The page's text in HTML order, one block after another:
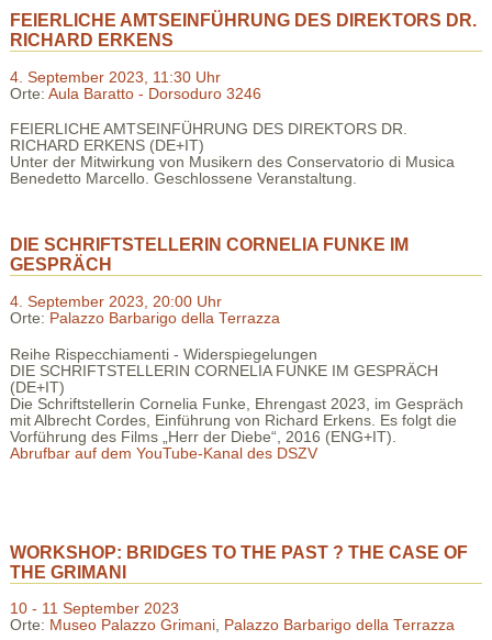
FEIERLICHE AMTSEINFÜHRUNG DES DIREKTORS DR.
RICHARD ERKENS
4. September 2023, 11:30 Uhr
Orte: Aula Baratto - Dorsoduro 3246
FEIERLICHE AMTSEINFÜHRUNG DES DIREKTORS DR.
RICHARD ERKENS (DE+IT)
Unter der Mitwirkung von Musikern des Conservatorio di Musica
Benedetto Marcello. Geschlossene Veranstaltung.
DIE SCHRIFTSTELLERIN CORNELIA FUNKE IM
GESPRÄCH
4. September 2023, 20:00 Uhr
Orte: Palazzo Barbarigo della Terrazza
Reihe Rispecchiamenti - Widerspiegelungen
DIE SCHRIFTSTELLERIN CORNELIA FUNKE IM GESPRÄCH
(DE+IT)
Die Schriftstellerin Cornelia Funke, Ehrengast 2023, im Gespräch
mit Albrecht Cordes, Einführung von Richard Erkens. Es folgt die
Vorführung des Films „Herr der Diebe“, 2016 (ENG+IT).
Abrufbar auf dem YouTube-Kanal des DSZV
WORKSHOP: BRIDGES TO THE PAST ? THE CASE OF
THE GRIMANI
10 - 11 September 2023
Orte: Museo Palazzo Grimani, Palazzo Barbarigo della Terrazza